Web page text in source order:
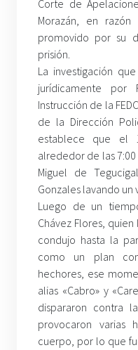
Corte de
Morazán, en
promovido por su
prisión.
La investigación
jurídicamente
Instrucción de la
de la Dirección
establece que el
alrededor de las
Miguel de
Gonzales lavando un
Luego de un
Chávez Flores,
condujo hasta la
como un plan
hechores, ese
alias «Cabro» y
dispararon contra
provocaron varias
cuerpo, por lo que